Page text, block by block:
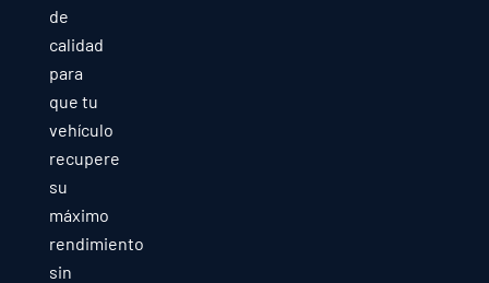
de
calidad
para
que tu
vehículo
recupere
su
máximo
rendimiento
sin